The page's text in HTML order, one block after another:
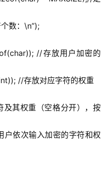
数：\n”);
//存放用户加密的
//存放对应字符的权重
其权重（空格分开），按
依次输入加密的字符和权